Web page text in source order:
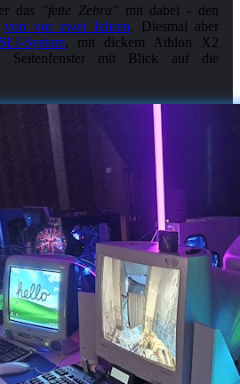
das "fette Zebra"mit dabei - den
von vor zwei Jahren. Diesmal aber
SLI-System, mit dickem Athlon X2
Seitenfenster mit Blick auf die